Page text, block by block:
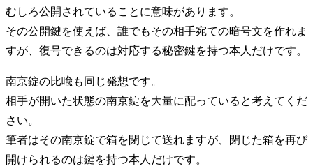
むしろ公開されていることに意味があります。
その公開鍵を使えば、誰でもその相手宛ての暗号文を作れま
すが、復号できるのは対応する秘密鍵を持つ本人だけです。
南京錠の比喩も同じ発想です。
相手が開いた状態の南京錠を大量に配っていると考えてくだ
さい。
筆者はその南京錠で箱を閉じて送れますが、閉じた箱を再び
開けられるのは鍵を持つ本人だけです。